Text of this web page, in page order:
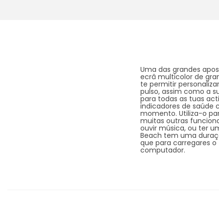
Uma das grandes
ecrâ multicolor de
te permitir
pulso, assim como a
para todas as tuas
indicadores de saúde
momento. Utiliza-o
muitas outras
ouvir música, ou ter
Beach tem uma
que para carregares
computador.